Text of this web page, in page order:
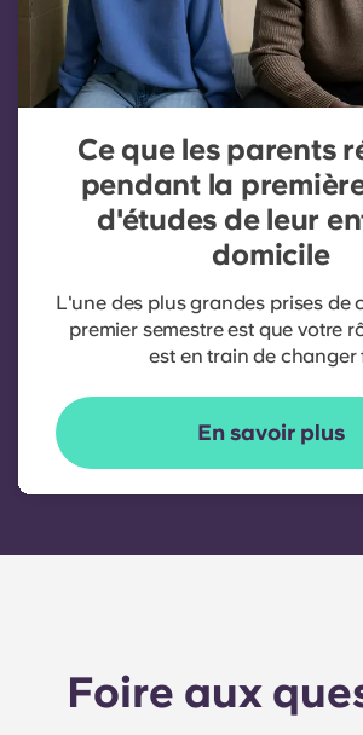
Ce que les parents
pendant la
d'études de leur
domicile
L'une des plus grandes prises de
premier semestre est que votre
est en train de changer
En savoir plus
Foire aux